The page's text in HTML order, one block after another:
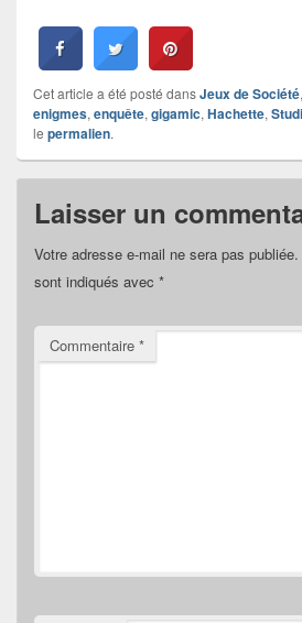
Cet article a été posté dansJeux de Société,
enigmes, enquête, gigamic, Hachette,
le permalien.
Laisser un
Votre adresse e-mail ne sera pas publiée.
sont indiqués avec *
Commentaire *